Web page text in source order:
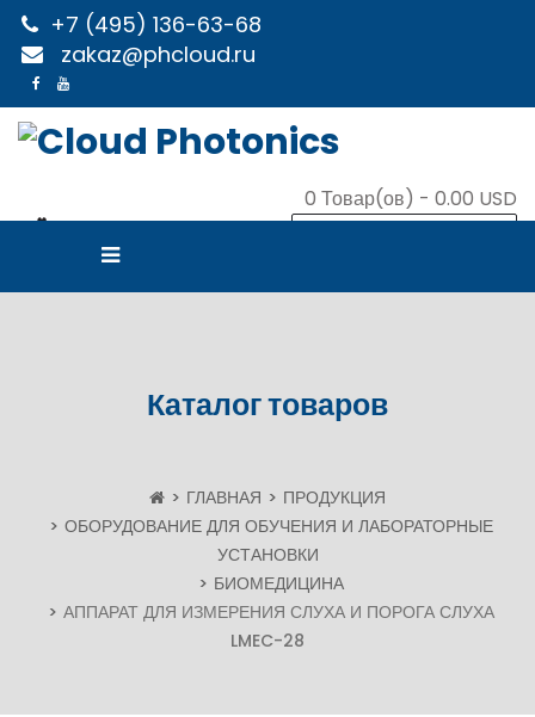
+7 (495) 136-63-68
zakaz@phcloud.ru
0 Товар(ов) - 0.00 USD
Каталог товаров
ГЛАВНАЯ
ПРОДУКЦИЯ
ОБОРУДОВАНИЕ ДЛЯ ОБУЧЕНИЯ И ЛАБОРАТОРНЫЕ
УСТАНОВКИ
БИОМЕДИЦИНА
АППАРАТ ДЛЯ ИЗМЕРЕНИЯ СЛУХА И ПОРОГА СЛУХА
LMEC-28